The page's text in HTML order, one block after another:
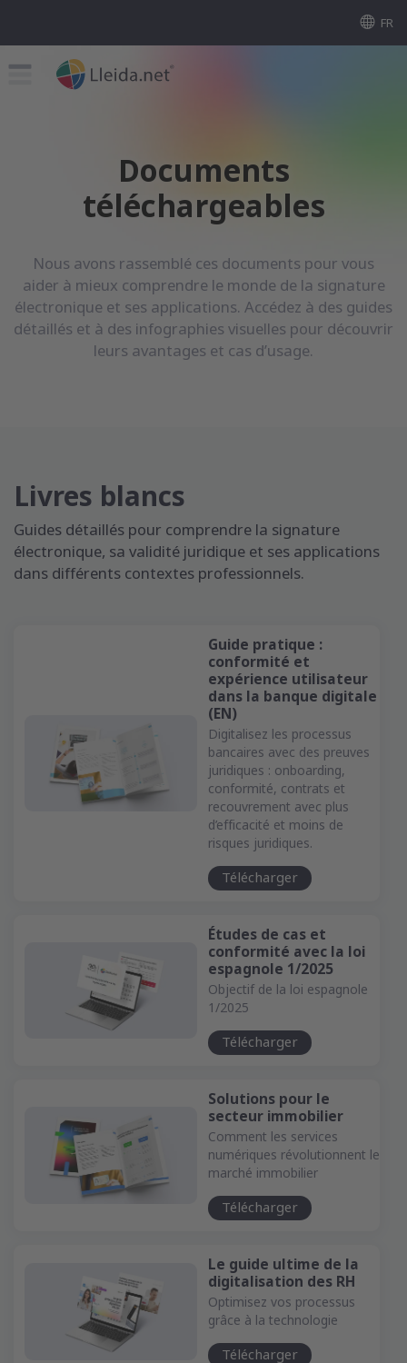
FR
Documents
téléchargeables
Nous avons rassemblé ces documents pour vous
aider à mieux comprendre le monde de la signature
électronique et ses applications. Accédez à des guides
détaillés et à des infographies visuelles pour découvrir
leurs avantages et cas d’usage.
Livres blancs
Guides détaillés pour comprendre la signature
électronique, sa validité juridique et ses applications
dans différents contextes professionnels.
Guide pratique :
conformité et
expérience utilisateur
dans la banque digitale
(EN)
Digitalisez les processus
bancaires avec des preuves
juridiques : onboarding,
conformité, contrats et
recouvrement avec plus
d’efficacité et moins de
risques juridiques.
Télécharger
Études de cas et
conformité avec la loi
espagnole 1/2025
Objectif de la loi espagnole
1/2025
Télécharger
Solutions pour le
secteur immobilier
Comment les services
numériques révolutionnent le
marché immobilier
Télécharger
Le guide ultime de la
digitalisation des RH
Optimisez vos processus
grâce à la technologie
Télécharger